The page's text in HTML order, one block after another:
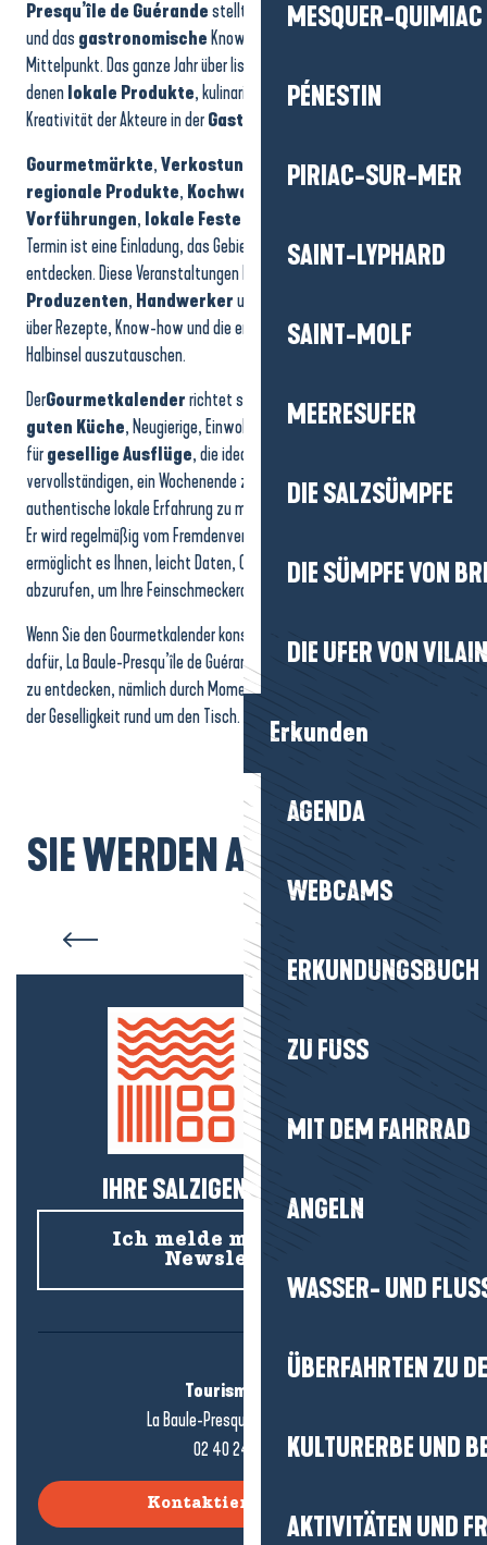
MESQUER-QUIMIAC
PÉNESTIN
PIRIAC-SUR-MER
SAINT-LYPHARD
SAINT-MOLF
MEERESUFER
DIE SALZSÜMPFE
DIE SÜMPFE VON
DIE UFER VON
Erkunden
AGENDA
WEBCAMS
ERKUNDUNGSBUCH
ZU FUSS
MIT DEM FAHRRAD
ANGELN
WASSER- UND
ÜBERFAHRTEN ZU
KULTURERBE UND
AKTIVITÄTEN UND
Animation musicale avec What Da Funk
Festival du bois salé à Kercabellec
Vide-greniers - Pot-au-Feu - Comité des Fêtes
Vendredi de la Mine d'Or : Marché nocturne et concert "Odilon"
Concert Denez Prigent "Toenn-Vor"
ANNULÉ - Feu d'artifice du 15 août
Vendredi de la Mine d'Or : Marché nocturne et concert "The Vinils"
Soirée Vintage
Les Mercredis Musicaux - Ensemble Paris Opéra
Presqu’île de Guérandestellt den kulinarischenReichtum
und das gastronomische Know-how der Region in den
Mittelpunkt. Das ganze Jahr über listet er Veranstaltungen auf, bei
denenlokale Produkte, kulinarische Traditionen und die
Kreativität der Akteure in derGastronomie
Gourmetmärkte,Verkostungen
, Veranstaltungen rund um
regionale Produkte, Kochworkshops,kulinarische
Vorführungen, lokale Feste
Termin ist eine Einladung, das Gebiet über den Geschmack zu
entdecken. Diese Veranstaltungen bieten die Möglichkeit,
Produzenten, Handwerkerund Liebhaber zu treffen und sich
über Rezepte, Know-how und die emblematischen Produkte der
Halbinsel auszutauschen.
DerGourmetkalenderrichtet sich an alle: Familien, Liebhaber der
guten Küche, Neugierige, Einwohner und Besucher. Er bietet Ideen
fürgesellige Ausflüge, die ideal sind, um einen Aufenthalt zu
vervollständigen, ein Wochenende zu rhythmisieren oder eine
authentische lokale Erfahrung zu machen.
Er wird regelmäßig vom Fremdenverkehrsamt aktualisiert und
ermöglicht es Ihnen, leicht Daten, Orte und praktische Informationen
abzurufen, um Ihre Feinschmeckerausflüge zu organisieren.
Wenn Sie den Gourmetkalender konsultieren, entscheiden Sie sich
dafür, La Baule-Presqu’île de Guérande auf eine andere Art und Weise
zu entdecken, nämlich durch Momente des Teilens, des Genusses und
der Geselligkeit rund um den Tisch.
SIE WERDEN AUCH MÖGEN...
Marion und Paul, Aliwens
Garten
IHRE SALZIGEN NEUIGKEITEN!
Ich melde mich für den
Newsletter an
Tourismusbüro
La Baule-Presqu'île de Guérande
02 40 24 34 44
Kontaktieren Sie uns